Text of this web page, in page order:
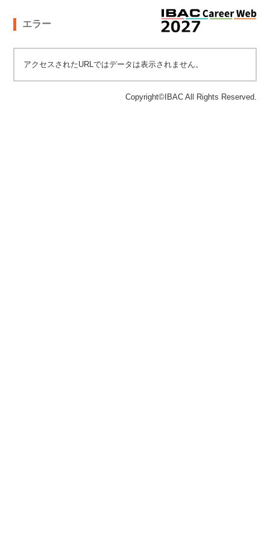
エラー
アクセスされたURLではデータは表示されません。
Copyright©IBAC All Rights Reserved.